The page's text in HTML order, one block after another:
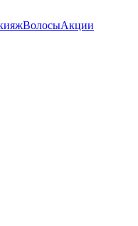
ВолосыАкции